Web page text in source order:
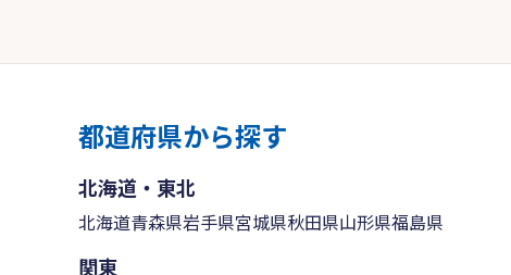
都道府県から探す
北海道・東北
北海道青森県岩手県宮城県秋田県山形県福島県
関東